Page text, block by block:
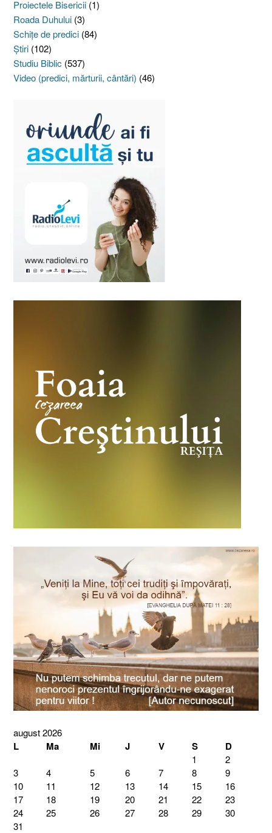
Proiectele Bisericii (1)
Roada Duhului (3)
Schiţe de predici (84)
Ştiri (102)
Studiu Biblic (537)
Video (predici, mărturii, cântări) (46)
august 2026
L Ma Mi J V S D
1
2
3
4 5 6 7 8
9
10
11 12 13 14 15
16
17
18 19 20 21 22
23
24
25 26 27 28 29
30
31